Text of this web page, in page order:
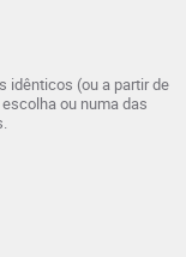
idênticos (ou a partir de
ou numa das